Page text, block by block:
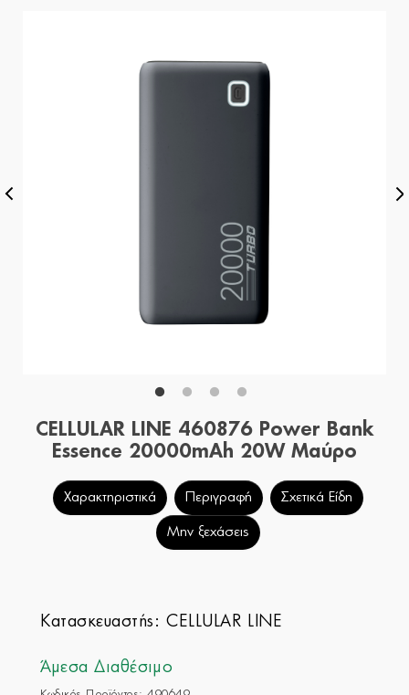
CELLULAR LINE 460876 Power Bank
Essence 20000mAh 20W Μαύρο
Χαρακτηριστικά Περιγραφή Σχετικά Είδη
Μην ξεχάσεις
Κατασκευαστής:CELLULAR LINE
Άμεσα Διαθέσιμο